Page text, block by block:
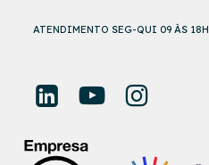
ATENDIMENTO SEG-QUI 09 ÀS 18H